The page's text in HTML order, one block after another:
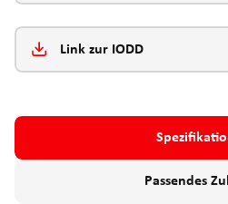
Link zur IODD
Passendes